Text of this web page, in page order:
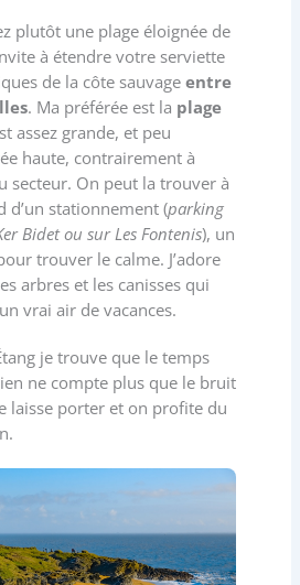
plutôt une plage éloignée de
à étendre votre serviette
de la côte sauvage entre
. Ma préférée est la plage
assez grande, et peu
haute, contrairement à
secteur. On peut la trouver à
d’un stationnement (parking
Bidet ou sur Les Fontenis), un
trouver le calme. J’adore
arbres et les canisses qui
vrai air de vacances.
je trouve que le temps
ne compte plus que le bruit
laisse porter et on profite du